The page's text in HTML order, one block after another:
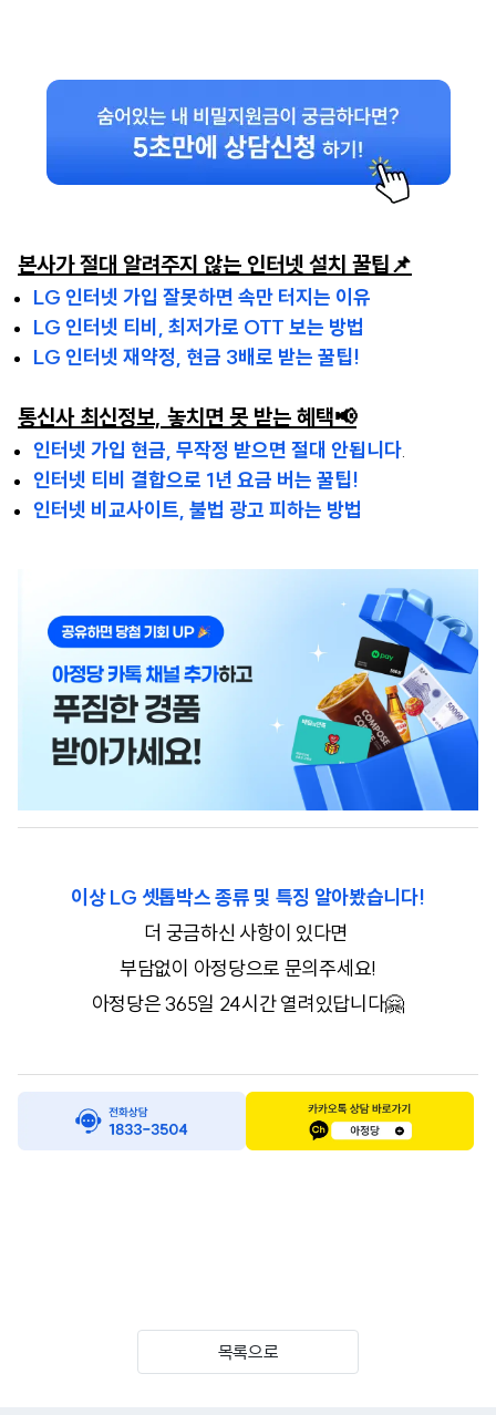
본사가 절대 알려주지 않는 인터넷 설치 꿀팁📌
LG 인터넷 가입 잘못하면 속만 터지는 이유
LG 인터넷 티비, 최저가로 OTT 보는 방법
LG 인터넷 재약정, 현금 3배로 받는 꿀팁!
통신사 최신정보, 놓치면 못 받는 혜택📢
인터넷 가입 현금, 무작정 받으면 절대 안됩니다.
인터넷 티비 결합으로 1년 요금 버는 꿀팁!
인터넷 비교사이트, 불법 광고 피하는 방법
이상 LG 셋톱박스 종류 및 특징 알아봤습니다!
더 궁금하신 사항이 있다면
부담없이 아정당으로 문의주세요!
아정당은 365일 24시간 열려있답니다🤗
목록으로